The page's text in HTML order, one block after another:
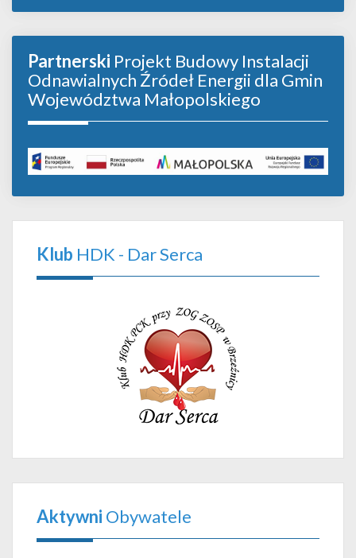
Partnerski Projekt Budowy Instalacji
Odnawialnych Źródeł Energii dla Gmin
Województwa Małopolskiego
Klub HDK - Dar Serca
Aktywni Obywatele